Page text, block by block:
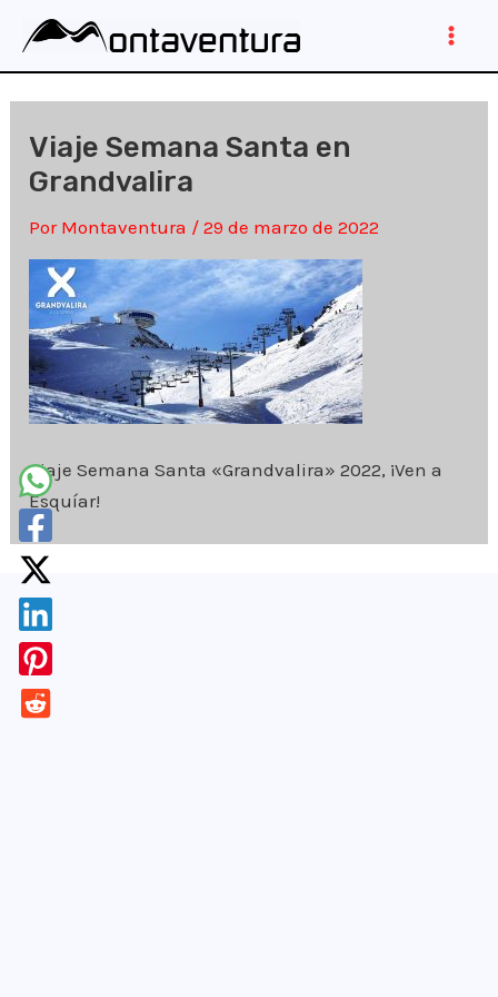
contenido
Viaje Semana Santa en
Grandvalira
Por Montaventura /29 de marzo de 2022
Viaje Semana Santa «Grandvalira» 2022, ¡Ven a
Esquíar!